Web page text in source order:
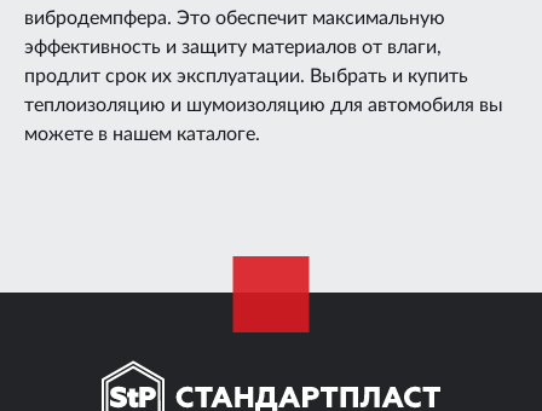
вибродемпфера. Это обеспечит максимальную
эффективность и защиту материалов от влаги,
продлит срок их эксплуатации. Выбрать и купить
теплоизоляцию и шумоизоляцию для автомобиля вы
можете в нашем каталоге.